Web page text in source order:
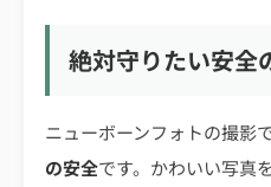
絶対守りたい安全
ニューボーンフォトの撮影
の安全です。かわいい写真